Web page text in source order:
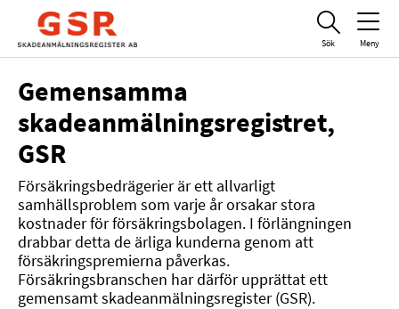
Sök Meny
Registrets ändamål
Vilka uppgifter registreras?
Dina rättigheter
Gemensamma
skadeanmälningsregistret,
GSR
Försäkringsbedrägerier är ett allvarligt
samhällsproblem som varje år orsakar stora
kostnader för försäkringsbolagen. I förlängningen
drabbar detta de ärliga kunderna genom att
försäkringspremierna påverkas.
Försäkringsbranschen har därför upprättat ett
gemensamt skadeanmälningsregister (GSR).